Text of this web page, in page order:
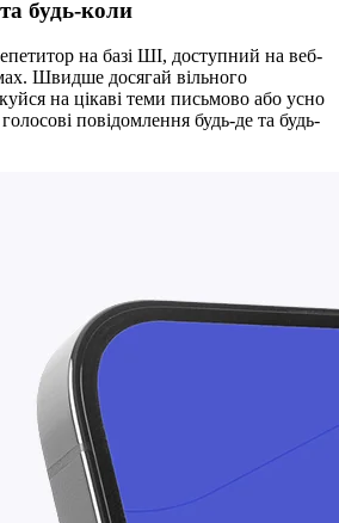
будь-коли
на базі ШІ, доступний на веб-
Швидше досягай вільного
на цікаві теми письмово або усно
повідомлення будь-де та будь-